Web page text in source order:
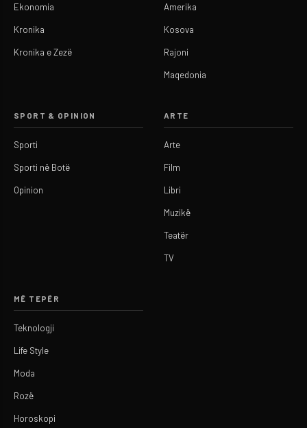
Ekonomia
Kronika
Kronika e Zezë
Amerika
Kosova
Rajoni
Maqedonia
SPORT & OPINION
Sporti
Sporti në Botë
Opinion
ARTE
Arte
Film
Libri
Muzikë
Teatër
TV
MË TEPËR
Teknologji
Life Style
Moda
Rozë
Horoskopi